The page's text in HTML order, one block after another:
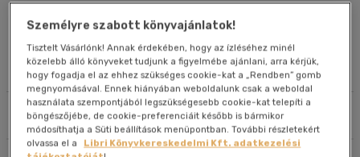
Művei
Szűrés Rendezés
Eladott darabszám szerint csökkenő
Eladott darabszám szerint növekvő
Cím szerint A-Z
Szerző szerint A-Z
Megjelenítés
Személyre szabott könyvajánlatok!
Tisztelt Vásárlónk! Annak érdekében, hogy az ízléséhez minél
közelebb álló könyveket tudjunk a figyelmébe ajánlani, arra kérjük,
hogy fogadja el az ehhez szükséges cookie-kat a „Rendben” gomb
megnyomásával. Ennek hiányában weboldalunk csak a weboldal
használata szempontjából legszükségesebb cookie-kat telepíti a
böngészőjébe, de cookie-preferenciáit később is bármikor
módosíthatja a Süti beállítások menüpontban. További részletekért
olvassa el a
Libri Könyvkereskedelmi Kft. adatkezelési